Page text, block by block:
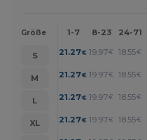
Größe 1-7 8-23 24-71
S 21.27€ 19.97€ 18.55€
M
21.27€ 19.97€ 18.55€
L
21.27€ 19.97€ 18.55€
XL
21.27€ 19.97€ 18.55€